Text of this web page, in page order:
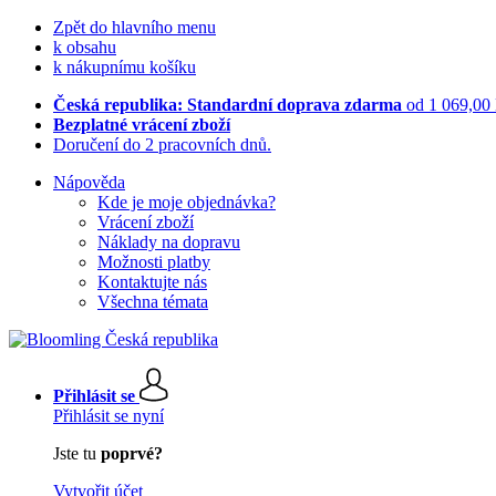
Zpět do hlavního menu
k obsahu
k nákupnímu košíku
Česká republika: Standardní doprava zdarma od 1 069,00
Bezplatné vrácení zboží
Doručení do 2 pracovních dnů.
Nápověda
Kde je moje objednávka?
Vrácení zboží
Náklady na dopravu
Možnosti platby
Kontaktujte nás
Všechna témata
Přihlásit se
Přihlásit se nyní
Jste tu poprvé?
Vytvořit účet